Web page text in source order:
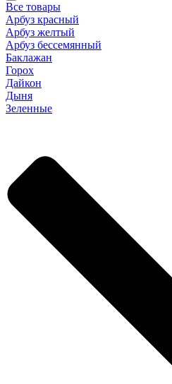
Все товары
Арбуз красный
Арбуз желтый
Арбуз бессемянный
Баклажан
Горох
Дайкон
Дыня
Зеленные